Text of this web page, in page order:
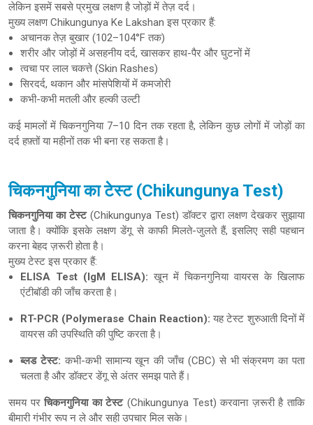
लेकिन इसमें सबसे प्रमुख लक्षण है जोड़ों में तेज़ दर्द।
मुख्य लक्षण Chikungunya Ke Lakshan इस प्रकार हैं:
अचानक तेज़ बुखार (102–104°F तक)
शरीर और जोड़ों में असहनीय दर्द, खासकर हाथ-पैर और घुटनों में
त्वचा पर लाल चकत्ते (Skin Rashes)
सिरदर्द, थकान और मांसपेशियों में कमजोरी
कभी-कभी मतली और हल्की उल्टी
कई मामलों में चिकनगुनिया 7–10 दिन तक रहता है, लेकिन कुछ लोगों में जोड़ों का
दर्द हफ़्तों या महीनों तक भी बना रह सकता है।
चिकनगुनिया का टेस्ट (Chikungunya Test)
चिकनगुनिया का टेस्ट(Chikungunya Test) डॉक्टर द्वारा लक्षण देखकर सुझाया
जाता है। क्योंकि इसके लक्षण डेंगू से काफी मिलते-जुलते हैं, इसलिए सही पहचान
करना बेहद ज़रूरी होता है।
मुख्य टेस्ट इस प्रकार हैं:
ELISA Test (IgM ELISA): खून में चिकनगुनिया वायरस के खिलाफ
एंटीबॉडी की जाँच करता है।
RT-PCR (Polymerase Chain Reaction): यह टेस्ट शुरुआती दिनों में
वायरस की उपस्थिति की पुष्टि करता है।
ब्लड टेस्ट: कभी-कभी सामान्य खून की जाँच (CBC) से भी संक्रमण का पता
चलता है और डॉक्टर डेंगू से अंतर समझ पाते हैं।
समय परचिकनगुनिया का टेस्ट(Chikungunya Test) करवाना ज़रूरी है ताकि
बीमारी गंभीर रूप न ले और सही उपचार मिल सके।